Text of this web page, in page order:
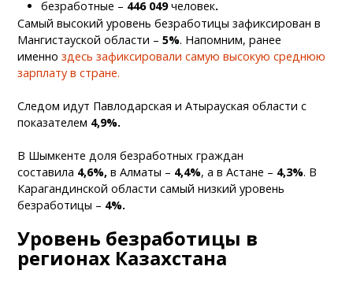
безработные – 446 049человек.
Самый высокий уровень безработицы зафиксирован в
Мангистауской области –5%. Напомним, ранее
именноздесь зафиксировали самую высокую среднюю
зарплату в стране.
Следом идут Павлодарская и Атырауская области с
показателем 4,9%.
В Шымкенте доля безработных граждан
составила 4,6%, в Алматы – 4,4%, а в Астане – 4,3%. В
Карагандинской области самый низкий уровень
безработицы – 4%.
Уровень безработицы в
регионах Казахстана